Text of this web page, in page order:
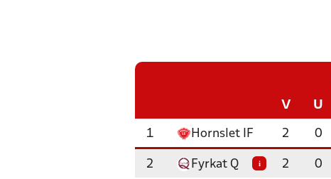
V U
1 Hornslet IF 2 0
2 Fyrkat Q i 2 0